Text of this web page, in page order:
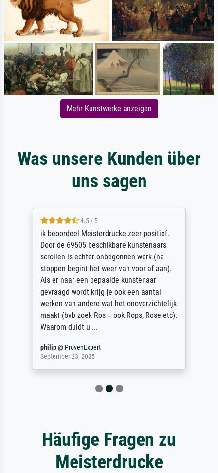
Mehr Kunstwerke anzeigen
Was unsere Kunden über
uns sagen
4.5 / 5
ik beoordeel Meisterdrucke zeer positief.
Door de 69505 beschikbare kunstenaars
scrollen is echter onbegonnen werk (na
stoppen begint het weer van voor af aan).
Als er naar een bepaalde kunstenaar
gevraagd wordt krijg je ook een aantal
werken van andere wat het onoverzichtelijk
maakt (bvb zoek Ros = ook Rops, Rose etc).
Waarom duidt u ...
philip@ ProvenExpert
September 23, 2025
Häufige Fragen zu
Meisterdrucke